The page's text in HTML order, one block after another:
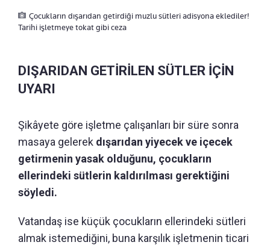
Çocukların dışarıdan getirdiği muzlu sütleri adisyona eklediler!
Tarihi işletmeye tokat gibi ceza
DIŞARIDAN GETİRİLEN SÜTLER İÇİN
UYARI
Şikâyete göre işletme çalışanları bir süre sonra
masaya gelerek dışarıdan yiyecek ve içecek
getirmenin yasak olduğunu, çocukların
ellerindeki sütlerin kaldırılması gerektiğini
söyledi.
Vatandaş ise küçük çocukların ellerindeki sütleri
almak istemediğini, buna karşılık işletmenin ticari